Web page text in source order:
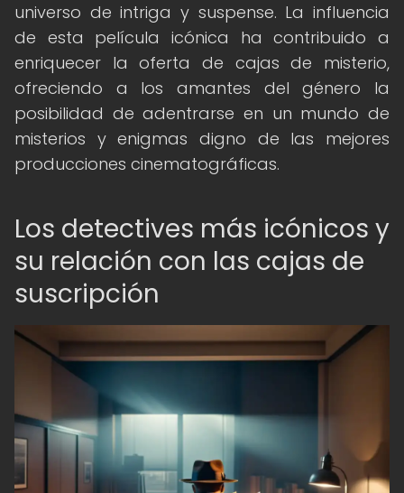
universo de intriga y suspense. La influencia
de esta película icónica ha contribuido a
enriquecer la oferta de cajas de misterio,
ofreciendo a los amantes del género la
posibilidad de adentrarse en un mundo de
misterios y enigmas digno de las mejores
producciones cinematográficas.
Los detectives más icónicos y
su relación con las cajas de
suscripción